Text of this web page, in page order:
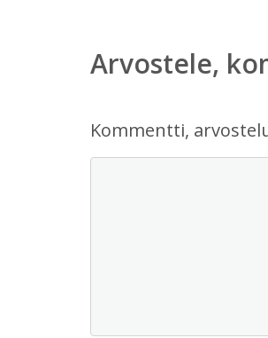
Arvostele,
Kommentti,